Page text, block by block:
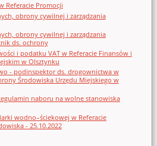
Referacie Promocji
obrony cywilnej i zarządzania
obrony cywilnej i zarządzania
ds. ochrony
i podatku VAT w Referacie Finansów i
w Olsztynku
- podinspektor ds. drogownictwa w
Środowiska Urzędu Miejskiego w
naboru na wolne stanowiska
wodno–ściekowej w Referacie
- 25.10.2022